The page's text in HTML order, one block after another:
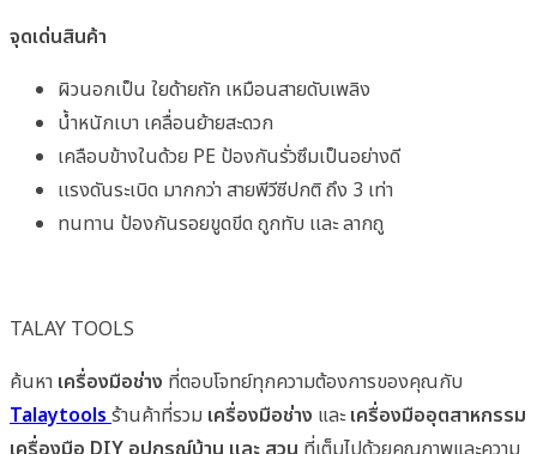
จุดเด่นสินค้า
ผิวนอกเป็น ใยด้ายถัก เหมือนสายดับเพลิง
น้ำหนักเบา เคลื่อนย้ายสะดวก
เคลือบข้างในด้วย PE ป้องกันรั่วซึมเป็นอย่างดี
เเรงดันระเบิด มากกว่า สายพีวีซีปกติ ถึง 3 เท่า
ทนทาน ป้องกันรอยขูดขีด ถูกทับ เเละ ลากถู
TALAY TOOLS
ค้นหา เครื่องมือช่าง ที่ตอบโจทย์ทุกความต้องการของคุณกับ
Talaytools ร้านค้าที่รวม เครื่องมือช่าง และเครื่องมืออุตสาหกรรม